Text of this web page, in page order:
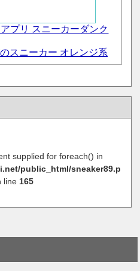
プリ スニーカーダンク
スニーカー オレンジ系
supplied for foreach() in
public_html/sneaker89.p
line 165